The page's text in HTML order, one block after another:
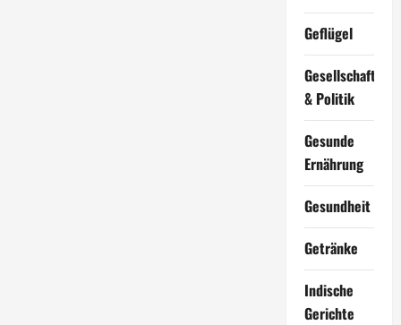
Geflügel
Gesellschaft
& Politik
Gesunde
Ernährung
Gesundheit
Getränke
Indische
Gerichte